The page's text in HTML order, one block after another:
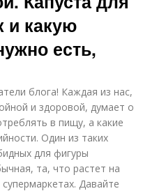
и какую
есть,
блога! Каждая из нас,
и здоровой, думает о
в пищу, а какие
Один из таких
для фигуры
та, что растет на
Давайте